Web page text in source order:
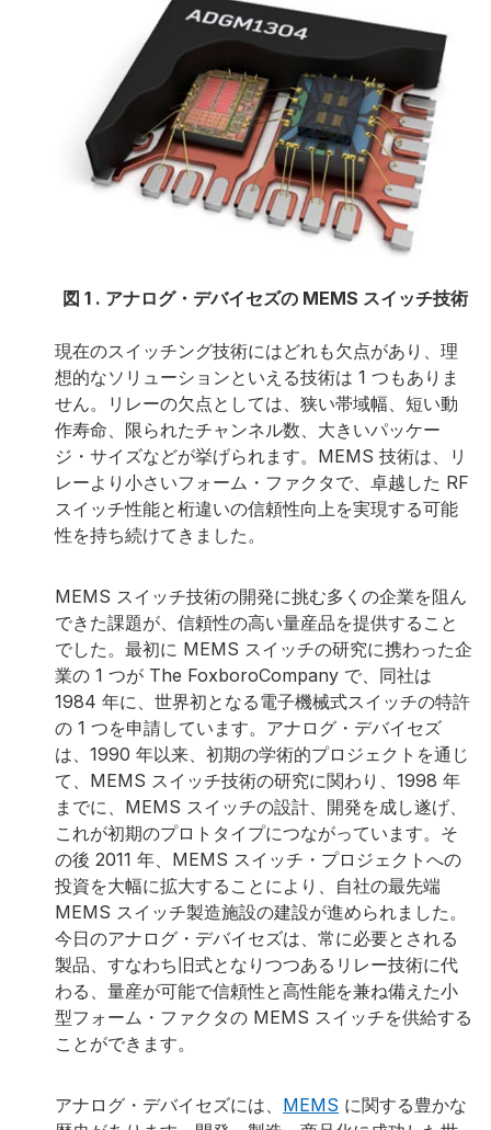
詳細を閉じる
図 1 . アナログ・デバイセズの MEMS スイッチ技術
現在のスイッチング技術にはどれも欠点があり、理
想的なソリューションといえる技術は 1 つもありま
せん。リレーの欠点としては、狭い帯域幅、短い動
作寿命、限られたチャンネル数、大きいパッケー
ジ・サイズなどが挙げられます。MEMS 技術は、リ
レーより小さいフォーム・ファクタで、卓越した RF
スイッチ性能と桁違いの信頼性向上を実現する可能
性を持ち続けてきました。
MEMS スイッチ技術の開発に挑む多くの企業を阻ん
できた課題が、信頼性の高い量産品を提供すること
でした。最初に MEMS スイッチの研究に携わった企
業の 1 つが The FoxboroCompany で、同社は
1984 年に、世界初となる電子機械式スイッチの特許
の 1 つを申請しています。アナログ・デバイセズ
は、1990 年以来、初期の学術的プロジェクトを通じ
て、MEMS スイッチ技術の研究に関わり、1998 年
までに、MEMS スイッチの設計、開発を成し遂げ、
これが初期のプロトタイプにつながっています。そ
の後 2011 年、MEMS スイッチ・プロジェクトへの
投資を大幅に拡大することにより、自社の最先端
MEMS スイッチ製造施設の建設が進められました。
今日のアナログ・デバイセズは、常に必要とされる
製品、すなわち旧式となりつつあるリレー技術に代
わる、量産が可能で信頼性と高性能を兼ね備えた小
型フォーム・ファクタの MEMS スイッチを供給する
ことができます。
アナログ・デバイセズには、 MEMS に関する豊かな